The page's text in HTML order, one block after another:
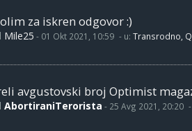
za iskren odgovor :)
Mile25 - 01 Okt 2021, 10:59 - u: Transrodno,
avgustovski broj Optimist
AbortiraniTerorista - 25 Avg 2021, 20:20